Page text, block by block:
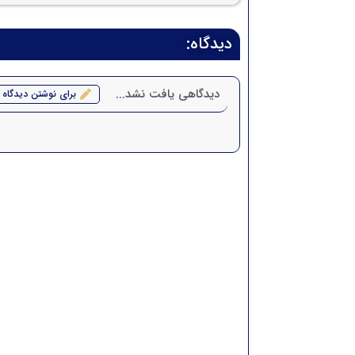
دیدگاه:
دیدگاهی یافت نشد... برای نوشتن